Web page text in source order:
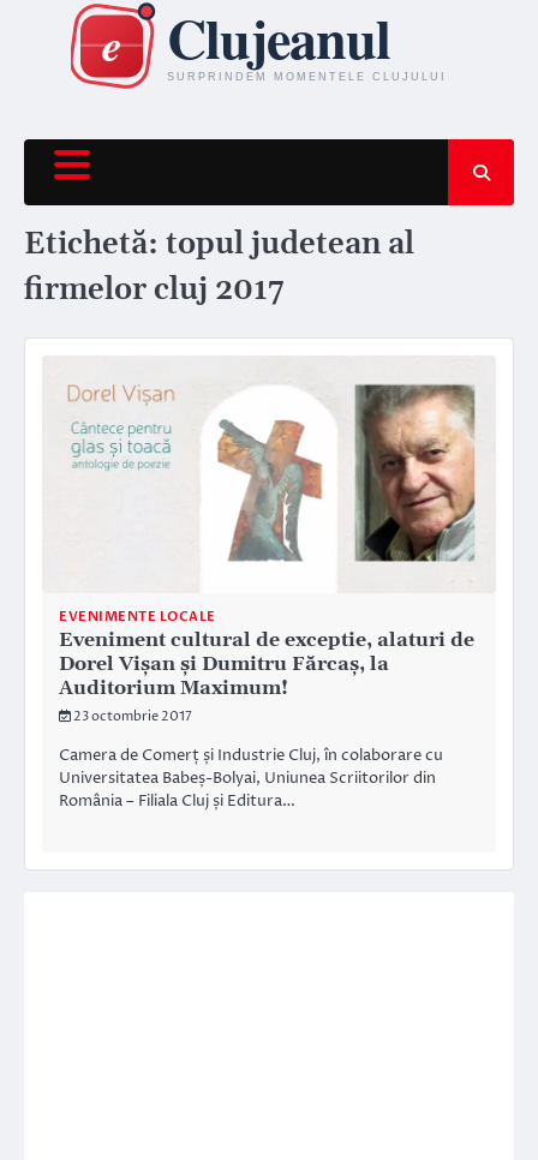
content
Etichetă: topul judetean al
firmelor cluj 2017
EVENIMENTE LOCALE
Eveniment cultural de exceptie, alaturi de
Dorel Vişan şi Dumitru Fărcaş, la
Auditorium Maximum!
23 octombrie 2017
Camera de Comerț și Industrie Cluj, în colaborare cu
Universitatea Babeș-Bolyai, Uniunea Scriitorilor din
România – Filiala Cluj și Editura…